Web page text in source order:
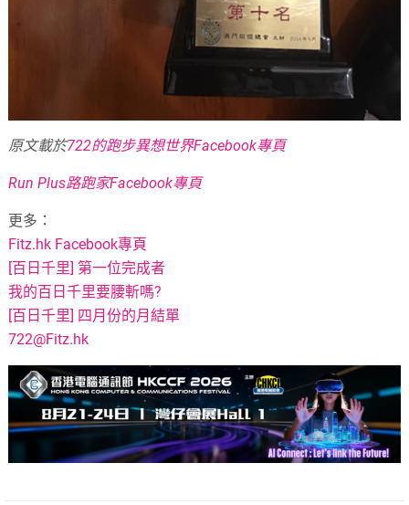
原文載於722的跑步異想世界Facebook專頁
Run Plus路跑家Facebook專頁
更多：
Fitz.hk Facebook專頁
[百日千里] 第一位完成者
我的百日千里要腰斬嗎?
[百日千里] 四月份的月結單
722@Fitz.hk